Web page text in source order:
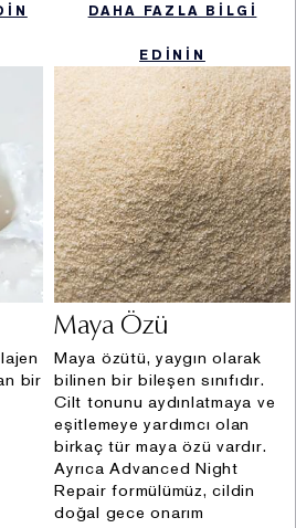
DAHA FAZLA BİLGİ
EDİNİN
bir
Maya Özü
Maya özütü, yaygın olarak
bilinen bir bileşen sınıfıdır.
Cilt tonunu aydınlatmaya ve
eşitlemeye yardımcı olan
birkaç tür maya özü vardır.
Ayrıca Advanced Night
Repair formülümüz, cildin
doğal gece onarım
için 1,00 (bir) TL işlem ücreti
flash bellek gibi kayıt
istenmesi halinde, istenen kayıt
göre ücret talep edilecektir.
Limited Şirketi
Mahallesi, Büyükdere
185 Kanyon Ofis Bloğu Kat: 15